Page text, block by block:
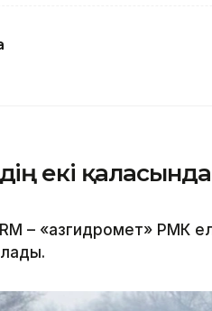
екі
– «Қазгидромет» РМК